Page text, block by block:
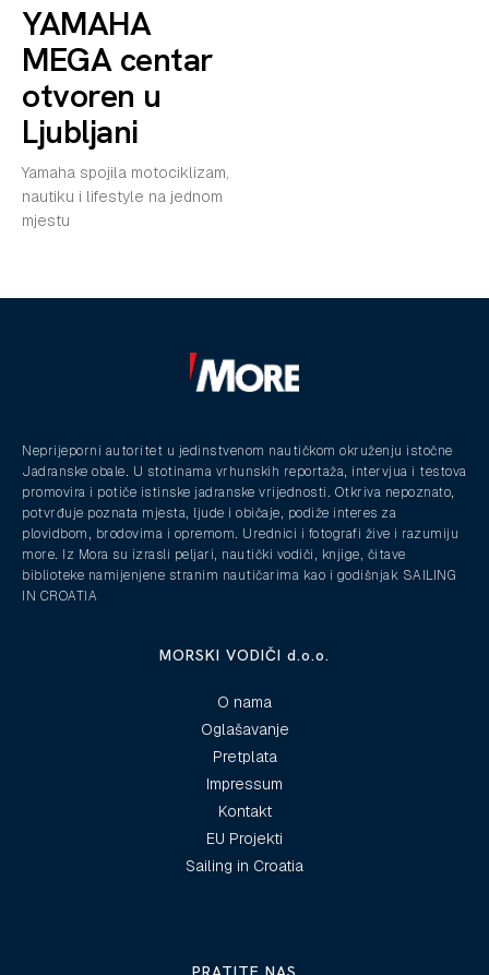
YAMAHA
MEGA centar
otvoren u
Ljubljani
Yamaha spojila motociklizam,
nautiku i lifestyle na jednom
mjestu
Neprijeporni autoritet u jedinstvenom nautičkom okruženju istočne
Jadranske obale. U stotinama vrhunskih reportaža, intervjua i testova
promovira i potiče istinske jadranske vrijednosti. Otkriva nepoznato,
potvrđuje poznata mjesta, ljude i običaje, podiže interes za
plovidbom, brodovima i opremom. Urednici i fotografi žive i razumiju
more. Iz Mora su izrasli peljari, nautički vodiči, knjige, čitave
biblioteke namijenjene stranim nautičarima kao i godišnjak SAILING
IN CROATIA
MORSKI VODIČI d.o.o.
O nama
Oglašavanje
Pretplata
Impressum
Kontakt
EU Projekti
Sailing in Croatia